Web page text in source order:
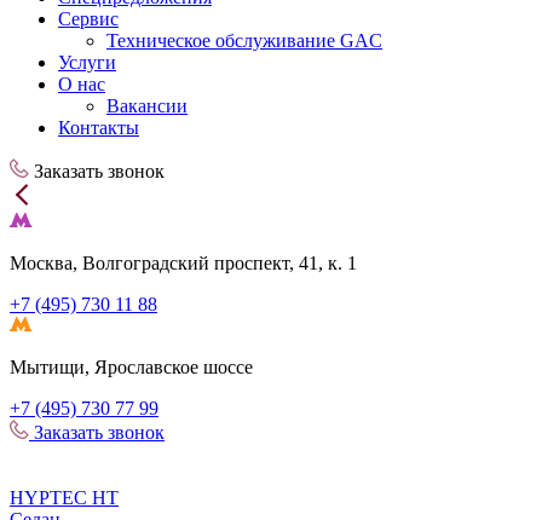
Сервис
Техническое обслуживание GAC
Услуги
О нас
Вакансии
Контакты
Заказать звонок
Москва, Волгоградский проспект, 41, к. 1
+7 (495) 730 11 88
Мытищи, Ярославское шоссе
+7 (495) 730 77 99
Заказать звонок
HYPTEC HT